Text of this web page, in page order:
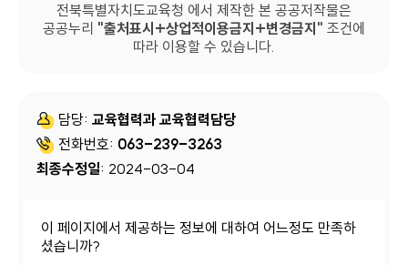
전북특별자치도교육청 에서 제작한 본 공공저작물은
공공누리
출처표시+상업적이용금지+변경금지
조건에
따라 이용할 수 있습니다.
담당: 교육협력과 교육협력담당
전화번호: 063-239-3263
최종수정일: 2024-03-04
이 페이지에서 제공하는 정보에 대하여 어느정도 만족하
셨습니까?